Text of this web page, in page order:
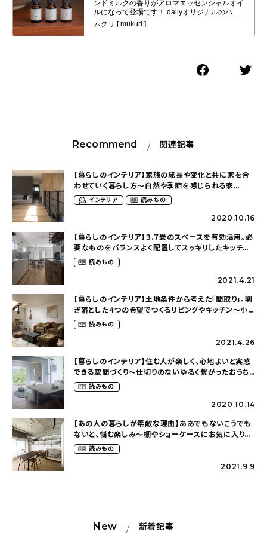
Recommend 関連記事
【暮らしのインテリア】家族の成長や変化と共に家を合
わせていく暮らし方〜自然や季節を感じられる家
（srms_houseさん）
インテリア 読みもの
2020.10.16
【暮らしのインテリア】３.７畳のスペースを有効活用。必
要なものをバランスよく配置してスッキリしたキッチン
に〜２７坪の幸せな空間づくり（s_gift_zさん）
読みもの
2021.4.21
【暮らしのインテリア】土地条件から考えた「間取り」。削
ぎ落とした４つの希望でつくるリビングやキッチン〜小さ
く住まう楽しさを感じる、建築家の自邸
（mattam_interiorさん）
読みもの
2021.4.26
【暮らしのインテリア】住む人が楽しく、心地よいと実感
できる空間づくり〜仕切りのないゆるく繋がったおうち
（olney.03さん）
読みもの
2020.10.14
【あの人の暮らしが素敵な理由】ああでもないこうでも
ないと、悩む楽しみ〜棚やショーケースにお気に入りを
並べて（kumacokumaoさん）
読みもの
2021.9.9
New 新着記事